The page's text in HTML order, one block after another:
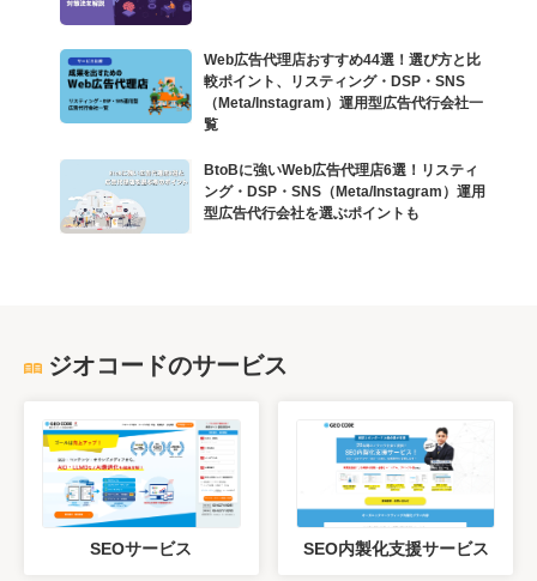
Web広告代理店おすすめ44選！選び方と比
較ポイント、リスティング・DSP・SNS
（Meta/Instagram）運用型広告代行会社一
覧
BtoBに強いWeb広告代理店6選！リスティ
ング・DSP・SNS（Meta/Instagram）運用
型広告代行会社を選ぶポイントも
ジオコードのサービス
SEOサービス SEO内製化支援サービス